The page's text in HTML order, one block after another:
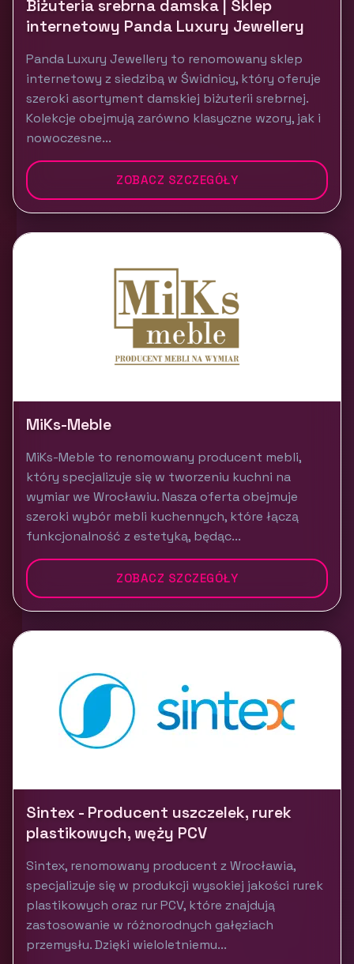
Biżuteria srebrna damska | Sklep
internetowy Panda Luxury Jewellery
Panda Luxury Jewellery to renomowany sklep
internetowy z siedzibą w Świdnicy, który oferuje
szeroki asortyment damskiej biżuterii srebrnej.
Kolekcje obejmują zarówno klasyczne wzory, jak i
nowoczesne...
ZOBACZ SZCZEGÓŁY
MiKs-Meble
MiKs-Meble to renomowany producent mebli,
który specjalizuje się w tworzeniu kuchni na
wymiar we Wrocławiu. Nasza oferta obejmuje
szeroki wybór mebli kuchennych, które łączą
funkcjonalność z estetyką, będąc...
ZOBACZ SZCZEGÓŁY
Sintex - Producent uszczelek, rurek
plastikowych, węży PCV
Sintex, renomowany producent z Wrocławia,
specjalizuje się w produkcji wysokiej jakości rurek
plastikowych oraz rur PCV, które znajdują
zastosowanie w różnorodnych gałęziach
przemysłu. Dzięki wieloletniemu...